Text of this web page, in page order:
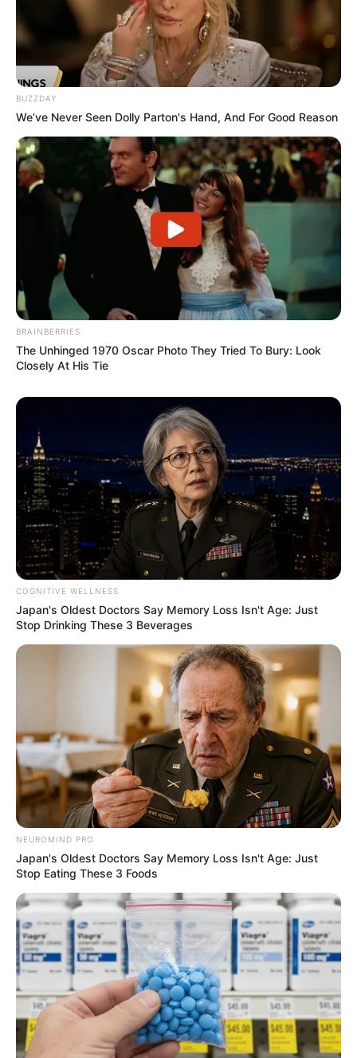
BUZZDAY
We’ve Never Seen Dolly Parton's Hand, And For Good Reason
BRAINBERRIES
The Unhinged 1970 Oscar Photo They Tried To Bury: Look
Closely At His Tie
COGNITIVE WELLNESS
Japan's Oldest Doctors Say Memory Loss Isn't Age: Just
Stop Drinking These 3 Beverages
NEUROMIND PRO
Japan's Oldest Doctors Say Memory Loss Isn't Age: Just
Stop Eating These 3 Foods